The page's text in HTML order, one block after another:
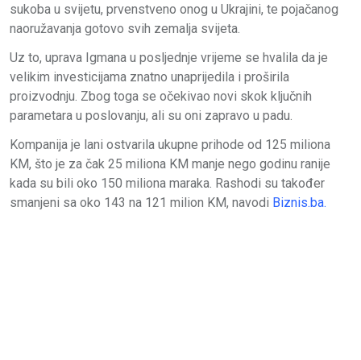
sukoba u svijetu, prvenstveno onog u Ukrajini, te pojačanog
naoružavanja gotovo svih zemalja svijeta.
Uz to, uprava Igmana u posljednje vrijeme se hvalila da je
velikim investicijama znatno unaprijedila i proširila
proizvodnju. Zbog toga se očekivao novi skok ključnih
parametara u poslovanju, ali su oni zapravo u padu.
Kompanija je lani ostvarila ukupne prihode od 125 miliona
KM, što je za čak 25 miliona KM manje nego godinu ranije
kada su bili oko 150 miliona maraka. Rashodi su također
smanjeni sa oko 143 na 121 milion KM, navodi Biznis.ba.